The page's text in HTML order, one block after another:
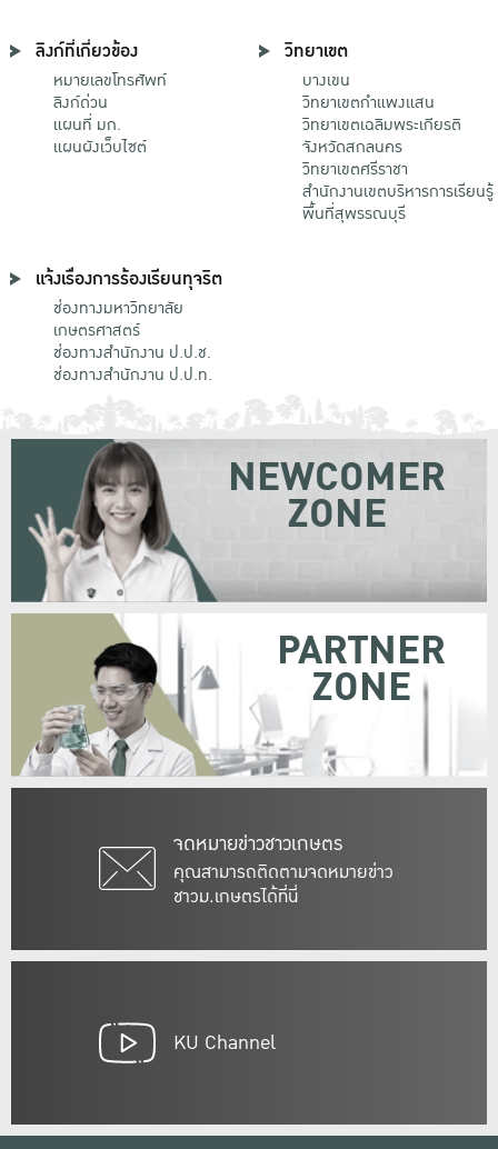
ลิงก์ที่เกี่ยวข้อง
หมายเลขโทรศัพท์
ลิงก์ด่วน
แผนที่ มก.
แผนผังเว็บไซต์
วิทยาเขต
บางเขน
วิทยาเขตกําแพงแสน
วิทยาเขตเฉลิมพระเกียรติ
จังหวัดสกลนคร
วิทยาเขตศรีราชา
สำนักงานเขตบริหารการเรียนรู้
พื้นที่สุพรรณบุรี
แจ้งเรื่องการร้องเรียนทุจริต
ช่องทางมหาวิทยาลัย
เกษตรศาสตร์
ช่องทางสำนักงาน ป.ป.ช.
ช่องทางสำนักงาน ป.ป.ท.
จดหมายข่าวชาวเกษตร
คุณสามารถติดตามจดหมายข่าว
ชาวม.เกษตรได้ที่นี่
NEWCOMER
ZONE
PARTNER
ZONE
KU Channel